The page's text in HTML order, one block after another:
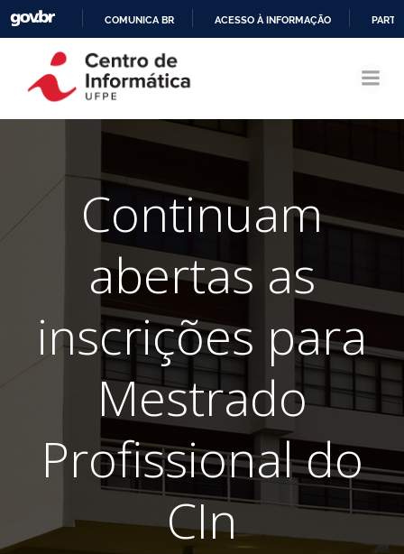
CONTEÚDO
COMUNICA BR ACESSO À INFORMAÇÃO
Continuam
abertas as
inscrições para
Mestrado
Profissional do
CIn